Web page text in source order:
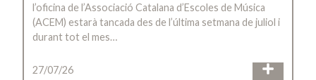
l’oficina de l’Associació Catalana d’Escoles de Música
(ACEM) estarà tancada des de l’última setmana de juliol i
durant tot el mes…
27/07/26